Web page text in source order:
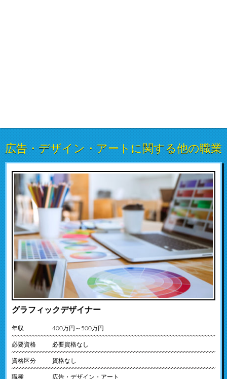
広告・デザイン・アートに関する他の職業
グラフィックデザイナー
年収 400万円～500万円
必要資格 必要資格なし
資格区分 資格なし
職種 広告・デザイン・アート